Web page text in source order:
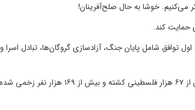
می‌کنیم. خوشا به حال صلح‌آفرینان!
حمایت کند.
توافق شامل پایان جنگ، آزادسازی گروگان‌ها، تبادل